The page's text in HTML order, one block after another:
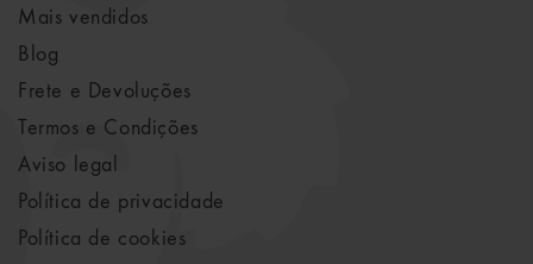
Mais vendidos
Blog
Frete e Devoluções
Termos e Condições
Aviso legal
Política de privacidade
Política de cookies